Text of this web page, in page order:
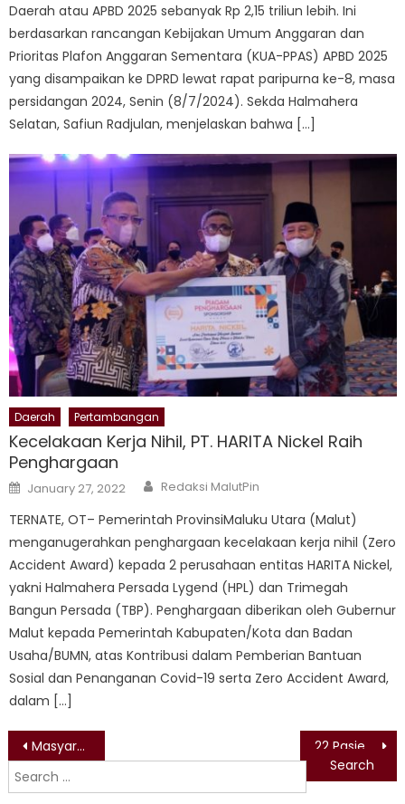
Daerah atau APBD 2025 sebanyak Rp 2,15 triliun lebih. Ini
berdasarkan rancangan Kebijakan Umum Anggaran dan
Prioritas Plafon Anggaran Sementara (KUA-PPAS) APBD 2025
yang disampaikan ke DPRD lewat rapat paripurna ke-8, masa
persidangan 2024, Senin (8/7/2024). Sekda Halmahera
Selatan, Safiun Radjulan, menjelaskan bahwa […]
Daerah Pertambangan
Kecelakaan Kerja Nihil, PT. HARITA Nickel Raih
Penghargaan
Posted
on
January 27, 2022 Author
Redaksi MalutPin
TERNATE, OT– Pemerintah ProvinsiMaluku Utara (Malut)
menganugerahkan penghargaan kecelakaan kerja nihil (Zero
Accident Award) kepada 2 perusahaan entitas HARITA Nickel,
yakni Halmahera Persada Lygend (HPL) dan Trimegah
Bangun Persada (TBP). Penghargaan diberikan oleh Gubernur
Malut kepada Pemerintah Kabupaten/Kota dan Badan
Usaha/BUMN, atas Kontribusi dalam Pemberian Bantuan
Sosial dan Penanganan Covid-19 serta Zero Accident Award,
dalam […]
Post
navigation
Masyarakat Halmahera Barat Olah Rempah Jadi Makanan dan Minuman
Search
for: